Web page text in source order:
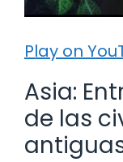
Play on
Asia:
de las